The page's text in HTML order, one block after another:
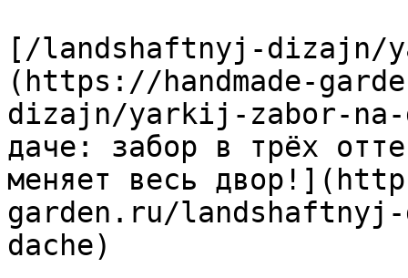
[/landshaftnyj-dizajn/
(https://handmade-
dizajn/yarkij-zabor-na-
даче: забор в трёх
меняет весь
garden.ru/
dache)